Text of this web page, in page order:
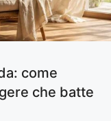
come
che batte